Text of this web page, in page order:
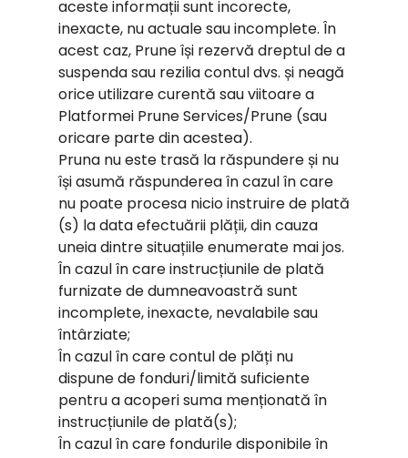
aceste informații sunt incorecte,
inexacte, nu actuale sau incomplete. În
acest caz, Prune își rezervă dreptul de a
suspenda sau rezilia contul dvs. și neagă
orice utilizare curentă sau viitoare a
Platformei Prune Services/Prune (sau
oricare parte din acestea).
Pruna nu este trasă la răspundere și nu
își asumă răspunderea în cazul în care
nu poate procesa nicio instruire de plată
(s) la data efectuării plății, din cauza
uneia dintre situațiile enumerate mai jos.
În cazul în care instrucțiunile de plată
furnizate de dumneavoastră sunt
incomplete, inexacte, nevalabile sau
întârziate;
În cazul în care contul de plăți nu
dispune de fonduri/limită suficiente
pentru a acoperi suma menționată în
instrucțiunile de plată(s);
În cazul în care fondurile disponibile în